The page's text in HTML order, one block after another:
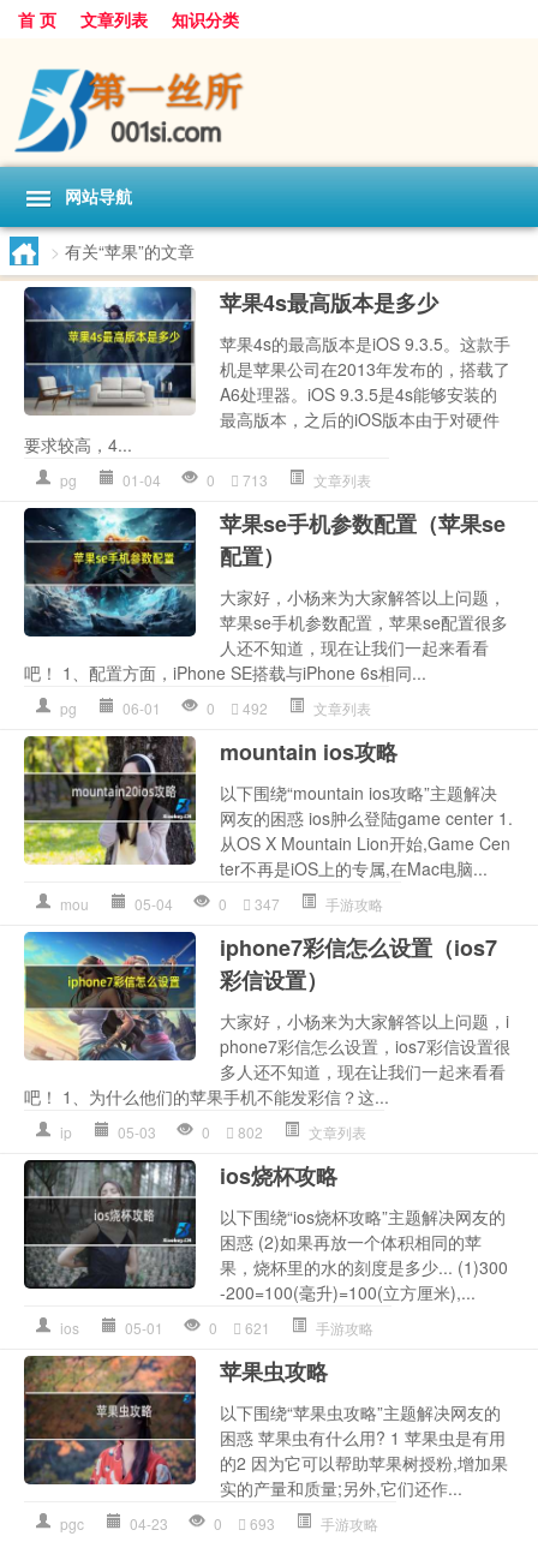
首 页 文章列表 知识分类
网站导航
> 有关“苹果”的文章
苹果4s最高版本是多少
苹果4s的最高版本是iOS 9.3.5。这款手
机是苹果公司在2013年发布的，搭载了
A6处理器。iOS 9.3.5是4s能够安装的
最高版本，之后的iOS版本由于对硬件
要求较高，4...
pg 01-04 0 713 文章列表
苹果se手机参数配置（苹果se
配置）
大家好，小杨来为大家解答以上问题，
苹果se手机参数配置，苹果se配置很多
人还不知道，现在让我们一起来看看
吧！ 1、配置方面，iPhone SE搭载与iPhone 6s相同...
pg 06-01 0 492 文章列表
mountain ios攻略
以下围绕“mountain ios攻略”主题解决
网友的困惑 ios肿么登陆game center 1.
从OS X Mountain Lion开始,Game Cen
ter不再是iOS上的专属,在Mac电脑...
mou 05-04 0 347 手游攻略
iphone7彩信怎么设置（ios7
彩信设置）
大家好，小杨来为大家解答以上问题，i
phone7彩信怎么设置，ios7彩信设置很
多人还不知道，现在让我们一起来看看
吧！ 1、为什么他们的苹果手机不能发彩信？这...
ip 05-03 0 802 文章列表
ios烧杯攻略
以下围绕“ios烧杯攻略”主题解决网友的
困惑 (2)如果再放一个体积相同的苹
果，烧杯里的水的刻度是多少... (1)300
-200=100(毫升)=100(立方厘米),...
ios 05-01 0 621 手游攻略
苹果虫攻略
以下围绕“苹果虫攻略”主题解决网友的
困惑 苹果虫有什么用? 1 苹果虫是有用
的2 因为它可以帮助苹果树授粉,增加果
实的产量和质量;另外,它们还作...
pgc 04-23 0 693 手游攻略